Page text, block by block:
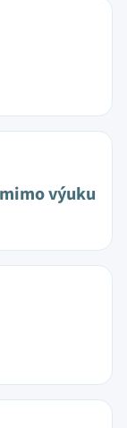
výuku